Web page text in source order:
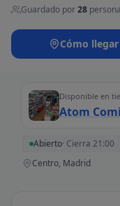
Guardado por28
Cómo llegar
Disponible en
Atom
Abierto· Cierra 21:00
Centro, Madrid